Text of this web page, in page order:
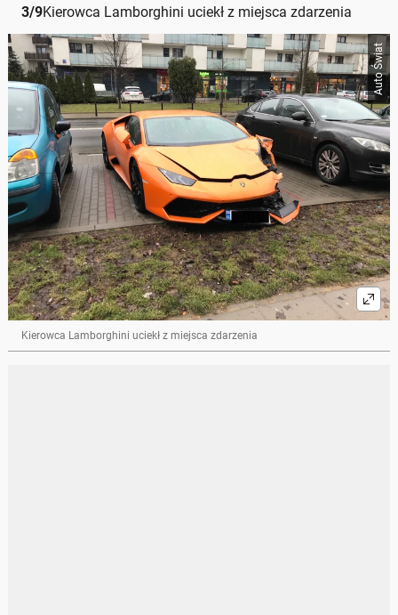
3/9Kierowca Lamborghini uciekł z miejsca zdarzenia
Auto Świat
Kierowca Lamborghini uciekł z miejsca zdarzenia